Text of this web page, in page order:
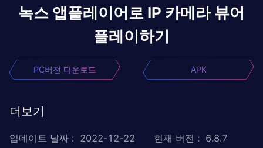
녹스 앱플레이어로 IP 카메라 뷰어
플레이하기
PC버전 다운로드 APK
더보기
업데이트 날짜 : 2022-12-22 현재 버전 : 6.8.7